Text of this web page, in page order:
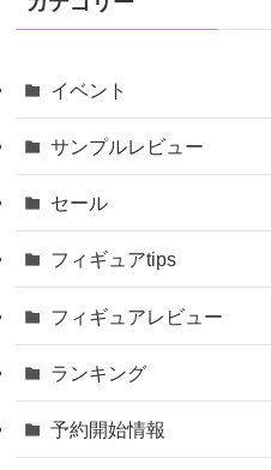
イベント
サンプルレビュー
セール
フィギュアtips
フィギュアレビュー
ランキング
予約開始情報